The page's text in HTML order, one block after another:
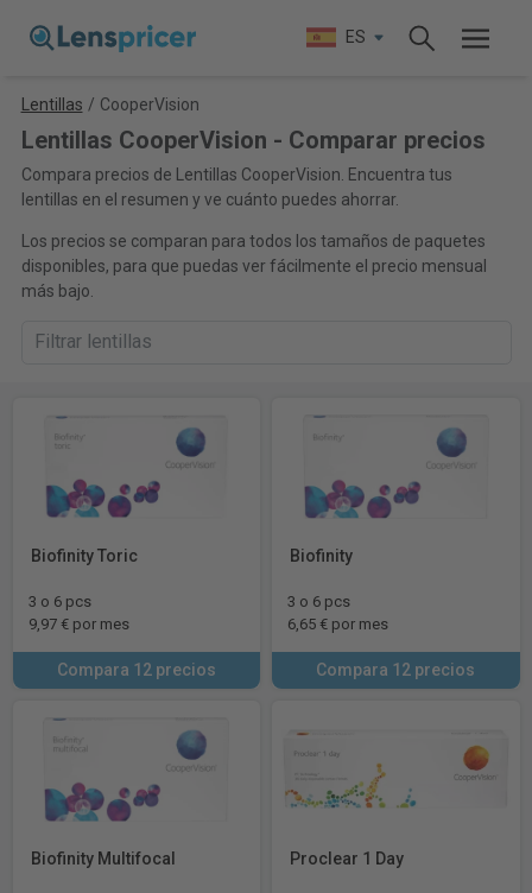
ES
Lentillas / CooperVision
Lentillas CooperVision - Comparar precios
Compara precios de Lentillas CooperVision. Encuentra tus
lentillas en el resumen y ve cuánto puedes ahorrar.
Los precios se comparan para todos los tamaños de paquetes
disponibles, para que puedas ver fácilmente el precio mensual
más bajo.
Biofinity Toric
3 o 6 pcs
9,97 € por mes
Compara 12 precios
Biofinity
3 o 6 pcs
6,65 € por mes
Compara 12 precios
Biofinity Multifocal Proclear 1 Day